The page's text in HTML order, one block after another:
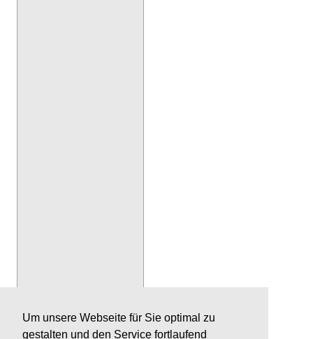
Um unsere Webseite für Sie optimal zu
gestalten und den Service fortlaufend